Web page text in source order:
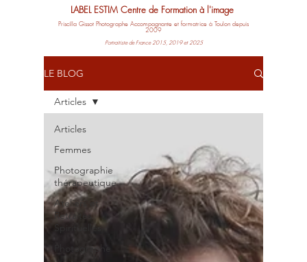
LABEL ESTIM Centre de Formation à l'image
Priscilla Gissot Photographe Accompagnante et formatrice à Toulon depuis
2009
Portraitiste de France 2015, 2019 et 2025
LE BLOG
Articles
Femmes
Photographie
thérapeutique
Ateliers et
Retraites
Spirituelles
Photographe
Articles